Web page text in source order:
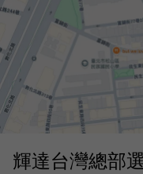
輝達台灣總部